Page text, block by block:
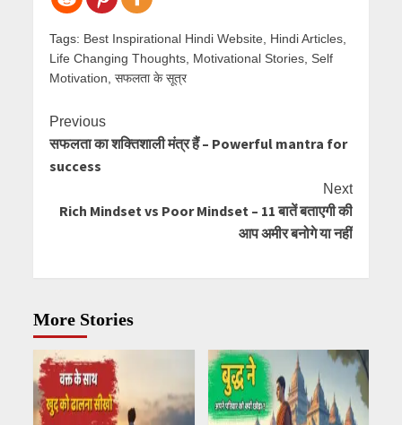
Tags: Best Inspirational Hindi Website, Hindi Articles,
Life Changing Thoughts, Motivational Stories, Self
Motivation,सफलता के सूत्र
Previous
सफलता का शक्तिशाली मंत्र हैं – Powerful mantra for
success
Next
Rich Mindset vs Poor Mindset – 11 बातें बताएगी की
आप अमीर बनोगे या नहीं
More Stories